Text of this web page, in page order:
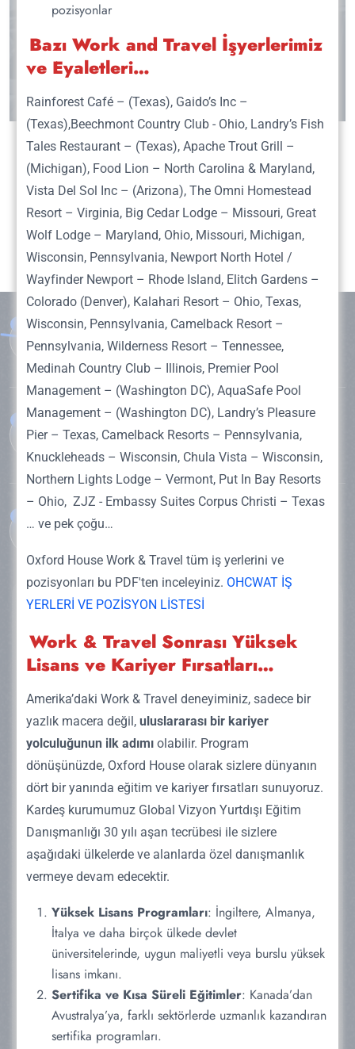
+En İyi Work and Travel Şirketlerinden:
Oxford House
Work and Travel Şirketleri
Nedir? WAT Şirketleri Ne İşe
Yarar?
Work and travel şirketleri, öğrencilere Amerika
geçirebilme ve aynı zamanda geçimlerini sağlama
fırsatı sunan, eğitim odaklı ve kültürel değişim
programları organize eden profesyonel kuruluşlardır.
Bu kuruluşlar, öğrencilere yasal çalışma izinleri
sağlayarak, konaklama ve iş bulma süreçlerinde
yardımcı olurlar. Aynı zamanda work and travel
şirketleri, genellikle belirli iş sektörlerinde (örneğin,
restoranlar, eğlence parkları, oteller) öğrencilere
geçici iş imkanları sunar. Aynı zamanda bu work and
travel şirketleri, öğrencilerin yerleşim ve yaşam
masraflarını kolayca karşılayabilmesi için maaşlar ve
çalışma saatleri hakkında da rehberlik ederler. Bu
yüzden de öğrenciler bu süreçte oldukça kolaylık
şirketleri, öğrencilere kariyerlerini şekillendirmeye
yönelik önemli bir adım atma fırsatı sunar.
Work and Travel Şirketlerinin
Sağladığı Avantajlar
Work and travel şirketlerinin sağlamış olduğu birçok
avantaj mevcuttur. Bu avantajlar öğrencilere pek çok
konuda ayrıcalık sağlamaktadır. Work and travel
şirketlerinin sağlamış olduğu bu avantajlara göz
gezdirmek gerekirse;
Work and Travel şirketleri, öğrencilere Amerika
gibi ülkelerde yasal olarak çalışma izni
sağlayarak, öğrencilere yasal olarak çalışma
fırsatı sunar.
Şirketler, öğrencilerin çalışma alanlarına uygun
iş bulmalarını sağladığından, öğrenciler
geçimlerini sağlamak için iş aramak zorunda
kalmazlar.
Çoğu şirket, öğrencilere uygun fiyatlarla
Bizi istediğiniz zaman arayın:
0 535 643 31 81
Bize 7/24 e-posta gönderin:
info@oxfordhousecollege.com
Lokasyonumuz:
İstanbul Merkez Ofis: İstiklal Caddesi Kallavi Sokak
No:1 Leon Apartmanı Kat 3-4 Beyoğlu İstanbul 34430
Türkiye ( St. Antuan Katolik Kilisesi Karşısı )
BİZİ TAKİP EDİN:
Hızlı Linkler
WAT ile Hangi İşlerde Çalışılabilir
Amerika’da Maaşlı Staj
WAT Şartları Nelerdir?
WAT Sağlık Sigortası
WAT için Gerekli Belgeler
pozisyonlar
Bazı Work and Travel İşyerlerimiz
ve Eyaletleri…
Rainforest Café – (Texas), Gaido’s Inc –
(Texas),Beechmont Country Club - Ohio, Landry’s Fish
Tales Restaurant – (Texas), Apache Trout Grill –
(Michigan), Food Lion – North Carolina & Maryland,
Vista Del Sol Inc – (Arizona), The Omni Homestead
Resort – Virginia, Big Cedar Lodge – Missouri, Great
Wolf Lodge – Maryland, Ohio, Missouri, Michigan,
Wisconsin, Pennsylvania, Newport North Hotel /
Wayfinder Newport – Rhode Island, Elitch Gardens –
Colorado (Denver), Kalahari Resort – Ohio, Texas,
Wisconsin, Pennsylvania, Camelback Resort –
Pennsylvania, Wilderness Resort – Tennessee,
Medinah Country Club – Illinois, Premier Pool
Management – (Washington DC), AquaSafe Pool
Management – (Washington DC), Landry’s Pleasure
Pier – Texas, Camelback Resorts – Pennsylvania,
Knuckleheads – Wisconsin, Chula Vista – Wisconsin,
Northern Lights Lodge – Vermont, Put In Bay Resorts
– Ohio, ZJZ - Embassy Suites Corpus Christi – Texas
… ve pek çoğu…
Oxford House Work & Travel tüm iş yerlerini ve
pozisyonları bu PDF'ten inceleyiniz. OHCWAT İŞ
YERLERİ VE POZİSYON LİSTESİ
Work & Travel Sonrası Yüksek
Lisans ve Kariyer Fırsatları…
Amerika’daki Work & Travel deneyiminiz, sadece bir
yazlık macera değil, uluslararası bir kariyer
yolculuğunun ilk adımı olabilir. Program
dönüşünüzde, Oxford House olarak sizlere dünyanın
dört bir yanında eğitim ve kariyer fırsatları sunuyoruz.
Kardeş kurumumuz Global Vizyon Yurtdışı Eğitim
Danışmanlığı 30 yılı aşan tecrübesi ile sizlere
aşağıdaki ülkelerde ve alanlarda özel danışmanlık
vermeye devam edecektir.
Yüksek Lisans Programları: İngiltere, Almanya,
İtalya ve daha birçok ülkede devlet
üniversitelerinde, uygun maliyetli veya burslu yüksek
lisans imkanı.
Sertifika ve Kısa Süreli Eğitimler: Kanada’dan
Avustralya’ya, farklı sektörlerde uzmanlık kazandıran
sertifika programları.